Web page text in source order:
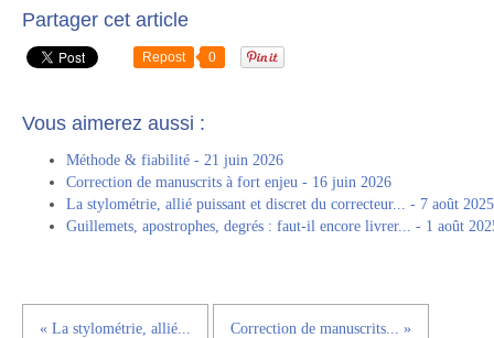
Partager cet article
Repost 0
Vous aimerez aussi :
Méthode & fiabilité - 21 juin 2026
Correction de manuscrits à fort enjeu - 16 juin 2026
La stylométrie, allié puissant et discret du correcteur... - 7 août 2025
Guillemets, apostrophes, degrés : faut-il encore livrer... - 1 août
« La stylométrie, allié... Correction de manuscrits... »